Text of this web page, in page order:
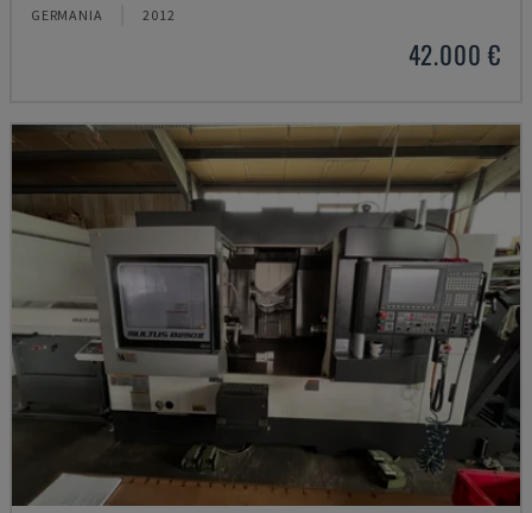
GERMANIA 2012
42.000 €